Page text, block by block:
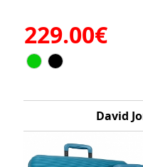
229.00€
David